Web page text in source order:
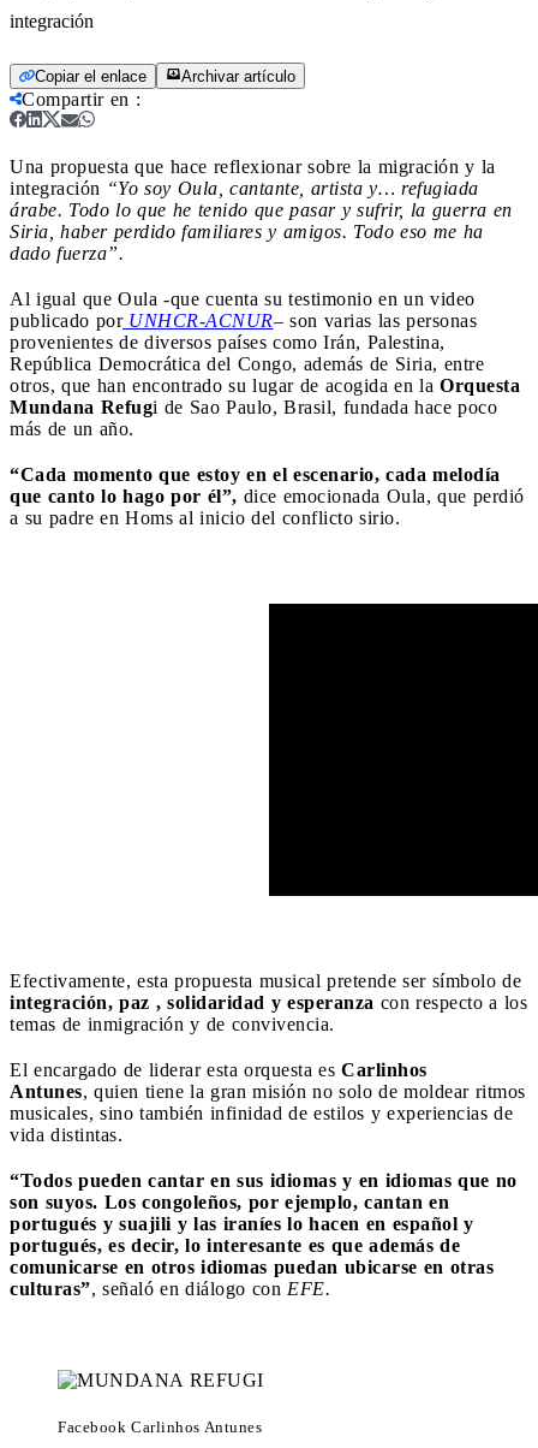
integración
Copiar el enlace Archivar artículo
Compartir en :
Una propuesta que hace reflexionar sobre la migración y la
integración “Yo soy Oula, cantante, artista y… refugiada
árabe. Todo lo que he tenido que pasar y sufrir, la guerra en
Siria, haber perdido familiares y amigos. Todo eso me ha
dado fuerza”.
Al igual que Oula -que cuenta su testimonio en un video
publicado porUNHCR-ACNUR– son varias las personas
provenientes de diversos países como Irán, Palestina,
República Democrática del Congo, además de Siria, entre
otros, que han encontrado su lugar de acogida en la Orquesta
Mundana Refugi de Sao Paulo, Brasil, fundada hace poco
más de un año.
“Cada momento que estoy en el escenario, cada melodía
que canto lo hago por él”, dice emocionada Oula, que perdió
a su padre en Homs al inicio del conflicto sirio.
Efectivamente, esta propuesta musical pretende ser símbolo de
integración, paz , solidaridad y esperanza con respecto a los
temas de inmigración y de convivencia.
El encargado de liderar esta orquesta es Carlinhos
Antunes, quien tiene la gran misión no solo de moldear ritmos
musicales, sino también infinidad de estilos y experiencias de
vida distintas.
“Todos pueden cantar en sus idiomas y en idiomas que no
son suyos. Los congoleños, por ejemplo, cantan en
portugués y suajili y las iraníes lo hacen en español y
portugués, es decir, lo interesante es que además de
comunicarse en otros idiomas puedan ubicarse en otras
culturas”, señaló en diálogo con EFE.
Facebook Carlinhos Antunes